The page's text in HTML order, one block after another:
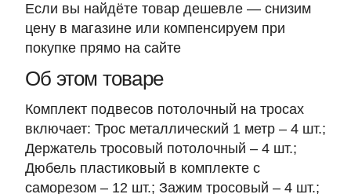
Если вы найдёте товар дешевле — снизим
цену в магазине или компенсируем при
покупке прямо на сайте
Об этом товаре
Комплект подвесов потолочный на тросах
включает: Трос металлический 1 метр – 4 шт.;
Держатель тросовый потолочный – 4 шт.;
Дюбель пластиковый в комплекте с
саморезом – 12 шт.; Зажим тросовый – 4 шт.;